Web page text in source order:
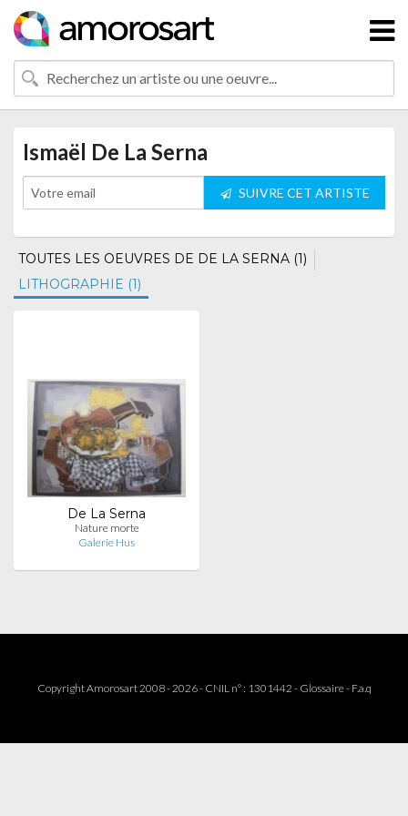
Ismaël De La Serna
SUIVRE CET ARTISTE
TOUTES LES OEUVRES DE DE LA SERNA (1)
LITHOGRAPHIE (1)
De La Serna
Nature morte
Galerie Hus
Copyright Amorosart 2008 - 2026 - CNIL n° : 1301442 - Glossaire- F.a.q